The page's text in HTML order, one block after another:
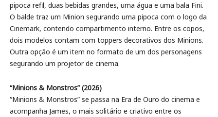
pipoca refil, duas bebidas grandes, uma água e uma bala Fini.
O balde traz um Minion segurando uma pipoca com o logo da
Cinemark, contendo compartimento interno. Entre os copos,
dois modelos contam com toppers decorativos dos Minions.
Outra opção é um item no formato de um dos personagens
segurando um projetor de cinema.
“Minions & Monstros” (2026)
“Minions & Monstros” se passa na Era de Ouro do cinema e
acompanha James, o mais solitário e criativo entre os